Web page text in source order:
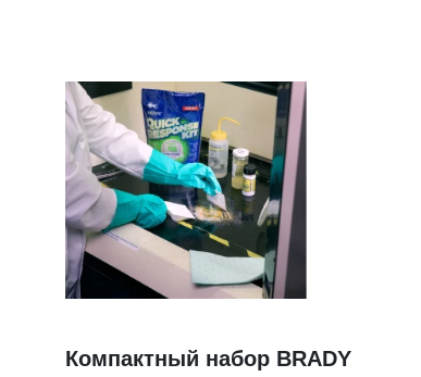
Компактный набор BRADY